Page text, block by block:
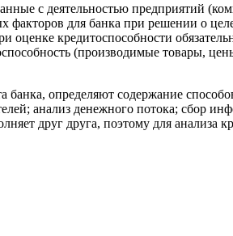
с деятельностью предприятий
для банка при решении о
оценке кредитоспособности
(производимые товары,
определяют содержание
анализ денежного потока; сбор
друг друга, поэтому для анализа